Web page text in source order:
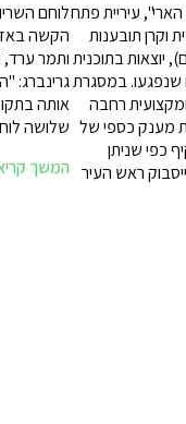
עיריית פתח
וקרן תובענות
יוצאות בתוכנית
שנפגעו. במסגרת
רחבה
מענק כספי של
כפי שניתן
ראש העיר
הקשה
ותמר ערד,
גרינברג:
אותה
שלושה
המשך